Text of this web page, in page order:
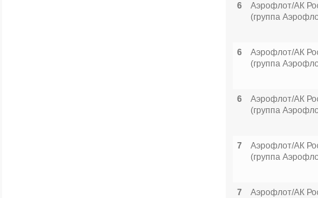
6
Аэрофлот/АК
(группа
6
Аэрофлот/АК
(группа
6
Аэрофлот/АК
(группа
7
Аэрофлот/АК
(группа
7
Аэрофлот/АК